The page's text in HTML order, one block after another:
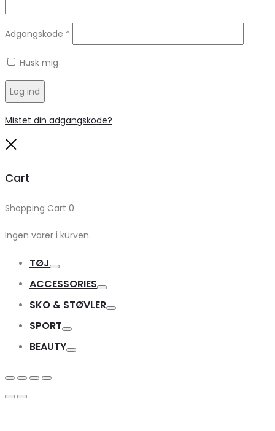
Adgangskode *
Husk mig
Log ind
Mistet din adgangskode?
Cart
Shopping Cart 0
Ingen varer i kurven.
TØJ
ACCESSORIES
SKO & STØVLER
SPORT
BEAUTY